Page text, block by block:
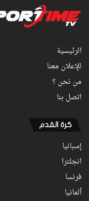
الرئيسية
للإعلان معنا
من نحن ؟
اتصل بنا
كرة القدم
إسبانيا
انجلترا
فرنسا
ألمانيا